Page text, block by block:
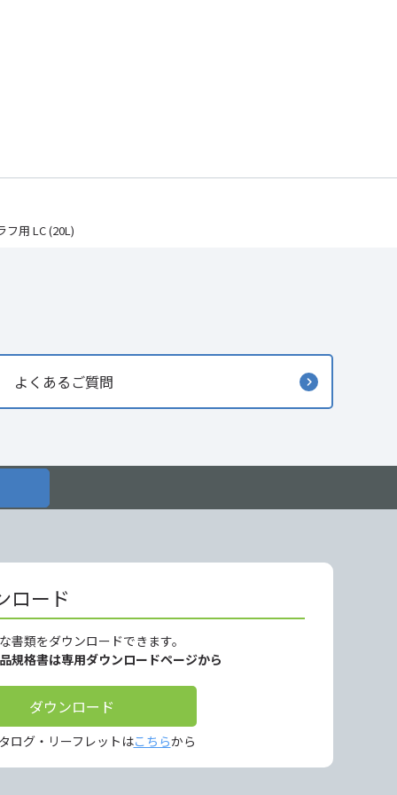
用 LC (20L)
よくあるご質問
ロード
書類をダウンロードできます。
規格書は専用ダウンロードページから
ダウンロード
ログ・リーフレットはこちらから